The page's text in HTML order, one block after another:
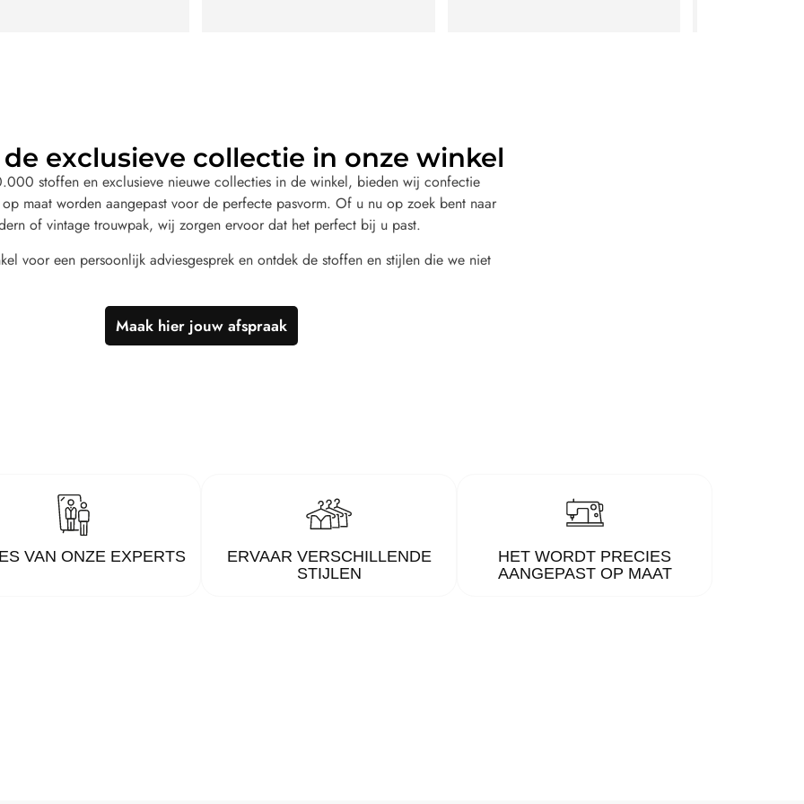
exclusieve collectie in onze winkel
stoffen en exclusieve nieuwe collecties in de winkel, bieden wij confectie
maat worden aangepast voor de perfecte pasvorm. Of u nu op zoek bent naar
of vintage trouwpak, wij zorgen ervoor dat het perfect bij u past.
voor een persoonlijk adviesgesprek en ontdek de stoffen en stijlen die we niet
Maak hier jouw afspraak
VAN ONZE EXPERTS
ERVAAR VERSCHILLENDE
STIJLEN
HET WORDT PRECIES
AANGEPAST OP MAAT